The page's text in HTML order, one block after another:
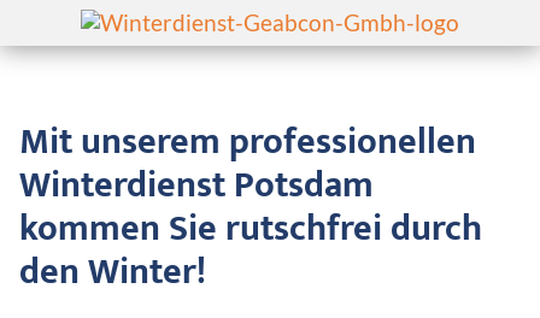
Mit unserem professionellen
Winterdienst Potsdam
kommen Sie rutschfrei durch
den Winter!
Eisbeseitigung
Über
uns